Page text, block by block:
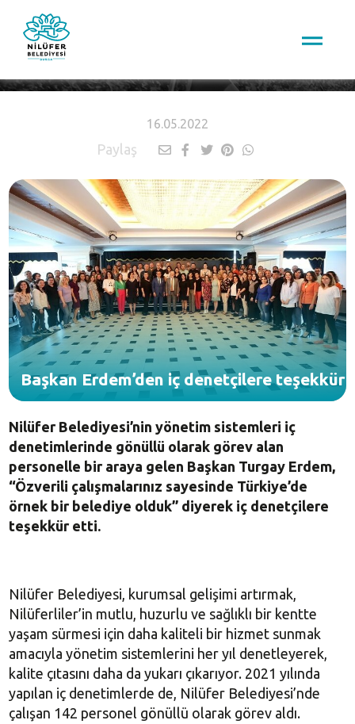
16.05.2022
Paylaş
Başkan Erdem’den iç denetçilere teşekkür
Nilüfer Belediyesi’nin yönetim sistemleri iç
denetimlerinde gönüllü olarak görev alan
personelle bir araya gelen Başkan Turgay Erdem,
“Özverili çalışmalarınız sayesinde Türkiye’de
örnek bir belediye olduk” diyerek iç denetçilere
teşekkür etti.
Nilüfer Belediyesi, kurumsal gelişimi artırmak,
Nilüferliler’in mutlu, huzurlu ve sağlıklı bir kentte
yaşam sürmesi için daha kaliteli bir hizmet sunmak
amacıyla yönetim sistemlerini her yıl denetleyerek,
kalite çıtasını daha da yukarı çıkarıyor. 2021 yılında
yapılan iç denetimlerde de, Nilüfer Belediyesi’nde
çalışan 142 personel gönüllü olarak görev aldı.